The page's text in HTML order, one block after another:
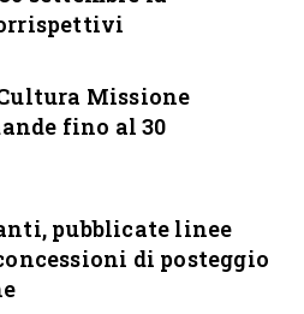
Cultura Missione
fino al 30
pubblicate linee
di posteggio